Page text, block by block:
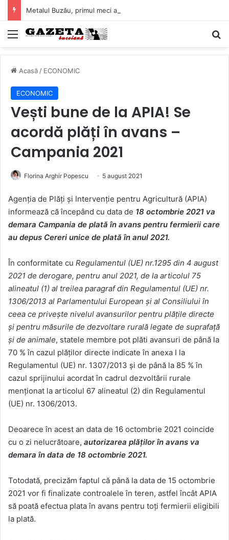
Mediu
Acasă / ECONOMIC
ECONOMIC
Vești bune de la APIA! Se
acordă plăți în avans –
Campania 2021
Florina Arghir Popescu 5 august 2021
Agenția de Plăți și Intervenție pentru Agricultură (APIA)
informează că începând cu data de 18 octombrie 2021 va
demara Campania de plată în avans pentru fermierii care
au depus Cereri unice de plată în anul 2021.
În conformitate cu Regulamentul (UE) nr.1295 din 4 august
2021 de derogare, pentru anul 2021, de la articolul 75
alineatul (1) al treilea paragraf din Regulamentul (UE) nr.
1306/2013 al Parlamentului European și al Consiliului în
ceea ce privește nivelul avansurilor pentru plățile directe
și pentru măsurile de dezvoltare rurală legate de suprafață
și de animale, statele membre pot plăti avansuri de până la
70 % în cazul plăților directe indicate în anexa I la
Regulamentul (UE) nr. 1307/2013 și de până la 85 % în
cazul sprijinului acordat în cadrul dezvoltării rurale
menționat la articolul 67 alineatul (2) din Regulamentul
(UE) nr. 1306/2013.
Deoarece în acest an data de 16 octombrie 2021 coincide
cu o zi nelucrătoare, autorizarea plăților în avans va
demara în data de 18 octombrie 2021.
Totodată, precizăm faptul că până la data de 15 octombrie
2021 vor fi finalizate controalele în teren, astfel încât APIA
să poată efectua plata în avans pentru toţi fermierii eligibili
la plată.